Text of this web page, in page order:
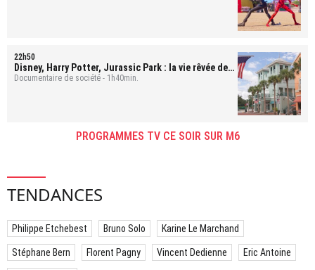
22h50
Disney, Harry Potter, Jurassic Park : la vie rêvée des
Français d'Orlando
Documentaire de société - 1h40min.
PROGRAMMES TV CE SOIR SUR M6
TENDANCES
Philippe Etchebest Bruno Solo Karine Le Marchand
Stéphane Bern Florent Pagny Vincent Dedienne Eric Antoine